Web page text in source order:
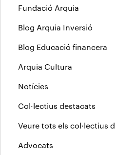
Fundació Arquia
Blog Arquia Inversió
Blog Educació financera
Arquia Cultura
Notícies
Col·lectius destacats
Veure tots els col·lectius
Advocats